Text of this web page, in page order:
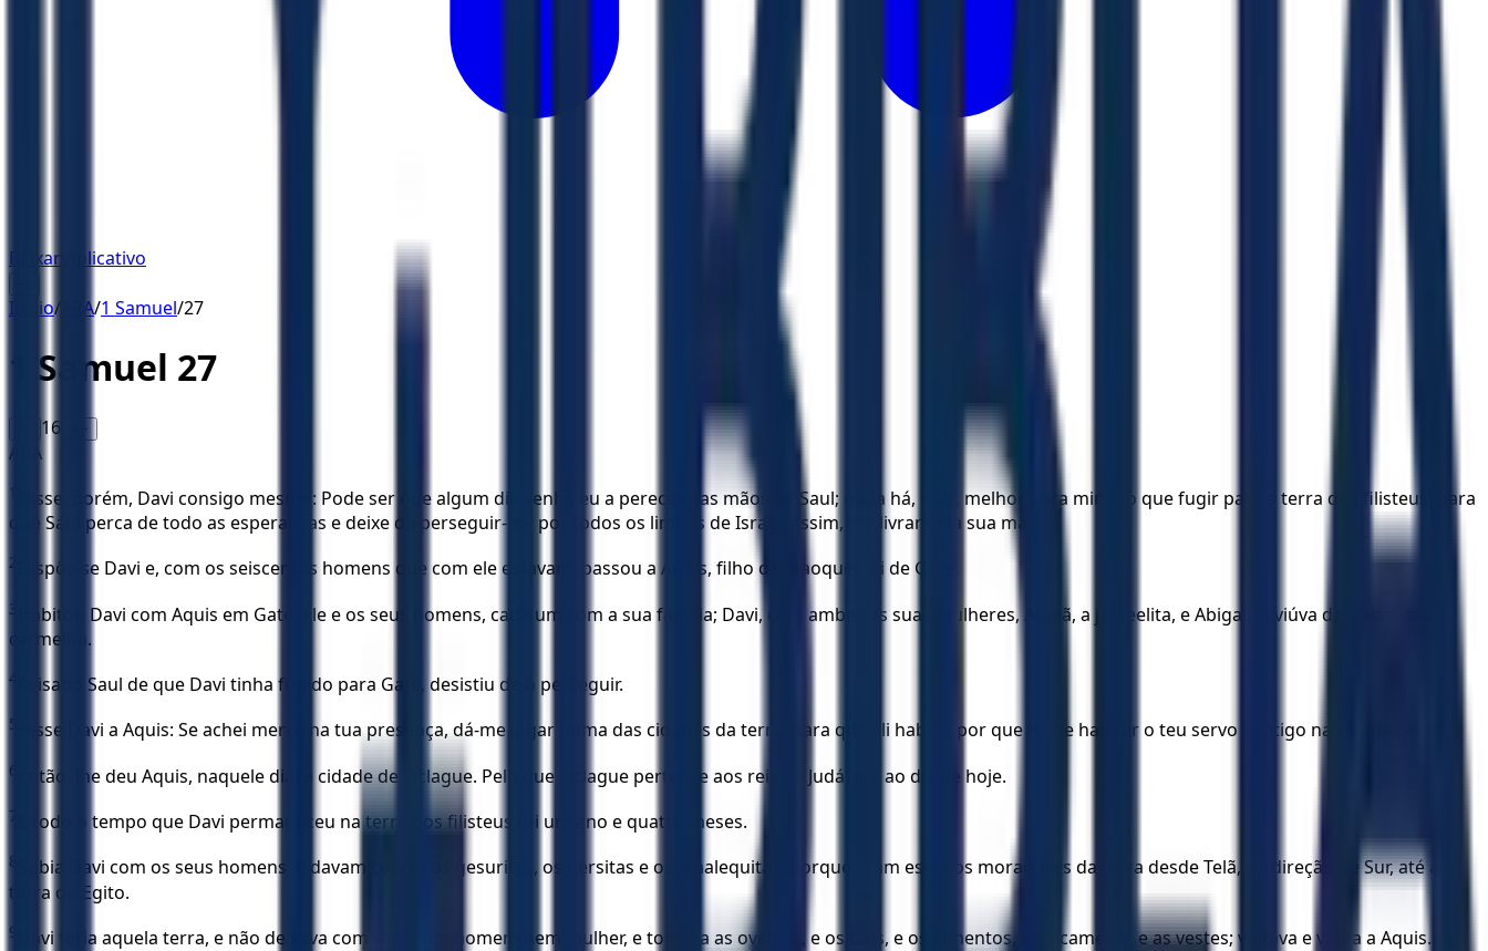
Baixar Aplicativo
Início/ ARA/1 Samuel/27
1 Samuel 27
16 A+
ARA
1
Disse, porém, Davi consigo mesmo: Pode ser que algum dia venha eu a perecer nas mãos de Saul; nada há, pois, melhor para mim do que fugir para a terra dos filisteus; para
que Saul perca de todo as esperanças e deixe de perseguir-me por todos os limites de Israel; assim, me livrarei da sua mão.
2 Dispôs-se Davi e, com os seiscentos homens que com ele estavam, passou a Aquis, filho de Maoque, rei de Gate.
3
Habitou Davi com Aquis em Gate, ele e os seus homens, cada um com a sua família; Davi, com ambas as suas mulheres, Ainoã, a jezreelita, e Abigail, a viúva de Nabal, o
carmelita.
4 Avisado Saul de que Davi tinha fugido para Gate, desistiu de o perseguir.
5 Disse Davi a Aquis: Se achei mercê na tua presença, dá-me lugar numa das cidades da terra, para que ali habite; por que há de habitar o teu servo contigo na cidade real?
6 Então, lhe deu Aquis, naquele dia, a cidade de Ziclague. Pelo que Ziclague pertence aos reis de Judá, até ao dia de hoje.
7 E todo o tempo que Davi permaneceu na terra dos filisteus foi um ano e quatro meses.
8
Subia Davi com os seus homens, e davam contra os gesuritas, os gersitas e os amalequitas; porque eram estes os moradores da terra desde Telã, na direção de Sur, até à
terra do Egito.
9 Davi feria aquela terra, e não deixava com vida nem homem nem mulher, e tomava as ovelhas, e os bois, e os jumentos, e os camelos, e as vestes; voltava e vinha a Aquis.